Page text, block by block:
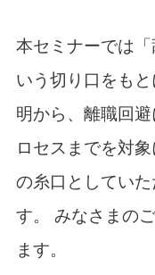
本セミナーでは
いう切り口をも
明から、離職回
ロセスまでを対
の糸口としてい
す。 みなさまの
ます。